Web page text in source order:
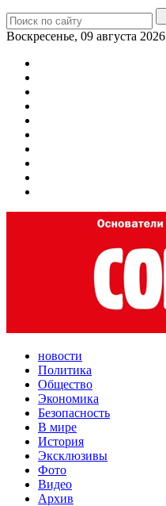
Воскресенье, 09 августа 2026
новости
Политика
Общество
Экономика
Безопасность
В мире
История
Эксклюзивы
Фото
Видео
Архив